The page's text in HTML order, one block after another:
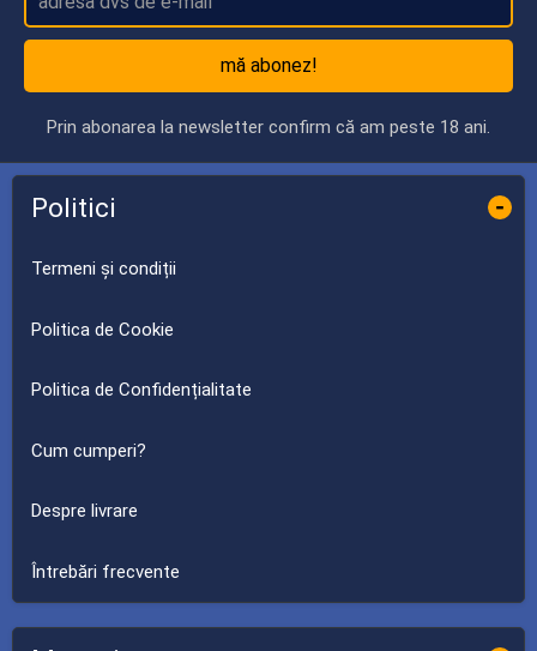
mă abonez!
Prin abonarea la newsletter confirm că am peste 18 ani.
Politici -
Termeni și condiții
Politica de Cookie
Politica de Confidențialitate
Cum cumperi?
Despre livrare
Întrebări frecvente